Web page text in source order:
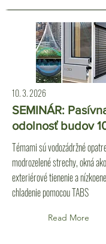
10. 3. 2026
SEMINÁR:
odolnosť budov
Témami sú vodozádržné
modrozelené strechy, okná
exteriérové tienenie a
chladenie pomocou TABS
Read More